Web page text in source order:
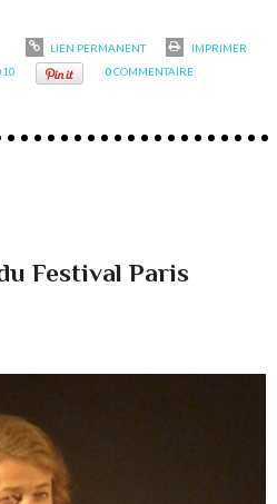
LIEN PERMANENT
IMPRIMER
0COMMENTAIRE
Festival Paris